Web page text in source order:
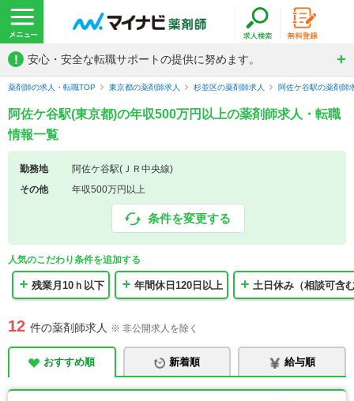
! 安心・安全な転職サポートの提供に努めます。
薬剤師の求人・転職TOP 東京都の薬剤師求人 杉並区の薬剤師求人 阿佐ケ谷駅の薬剤師
阿佐ケ谷駅(東京都)の年収500万円以上の薬剤師求人・転職
情報一覧
勤務地
阿佐ケ谷駅(ＪＲ中央線)
その他
年収500万円以上
条件を変更する
人気のこだわり条件を追加する
残業月10ｈ以下 年間休日120日以上 土日休み（相談可含
12 件の薬剤師求人 ※ 非公開求人を除く
おすすめ順 新着順 給与順